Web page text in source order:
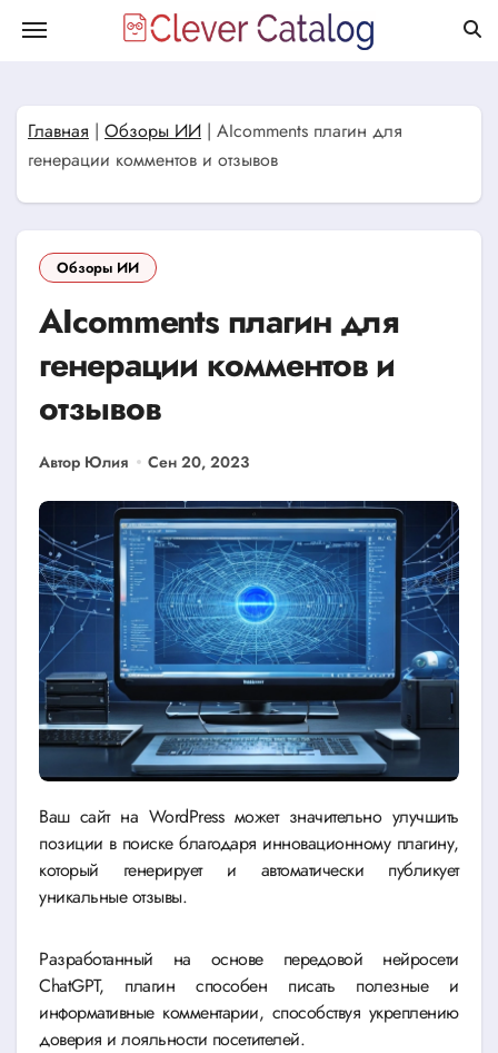
Главная | Обзоры ИИ | AIcomments плагин для
генерации комментов и отзывов
Обзоры ИИ
AIcomments плагин для
генерации комментов и
отзывов
Автор Юлия Сен 20, 2023
Ваш сайт на WordPress может значительно улучшить
позиции в поиске благодаря инновационному плагину,
который генерирует и автоматически публикует
уникальные отзывы.
Разработанный на основе передовой нейросети
ChatGPT, плагин способен писать полезные и
информативные комментарии, способствуя укреплению
доверия и лояльности посетителей.